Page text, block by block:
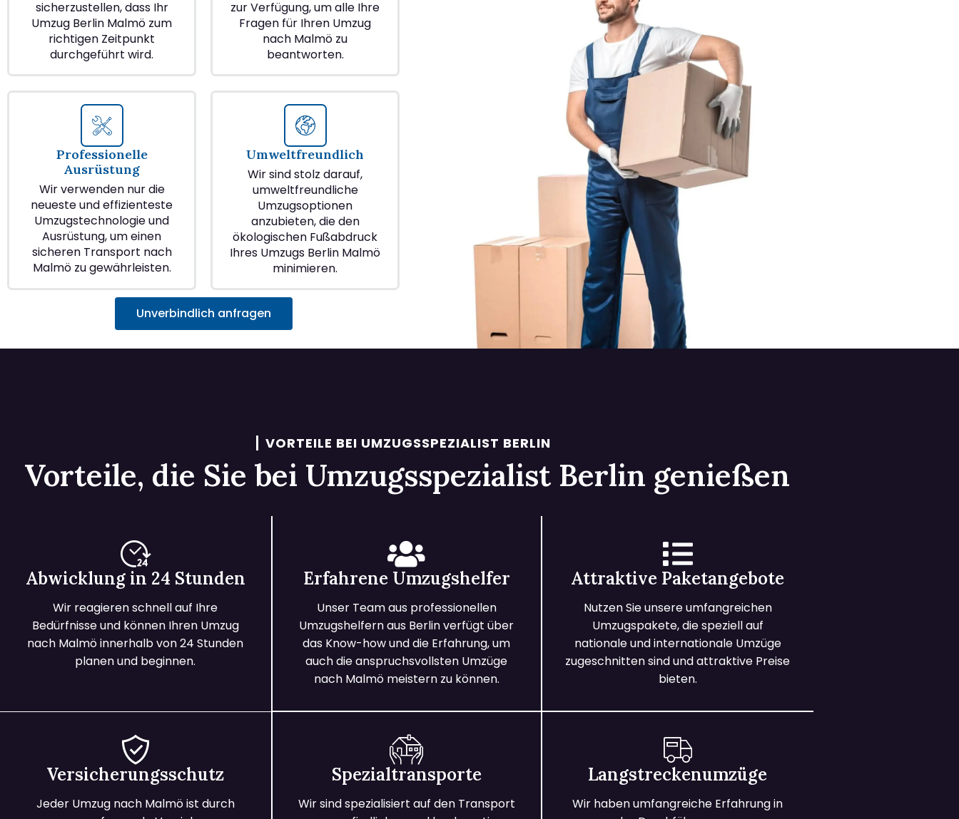
sicherzustellen, dass Ihr
Umzug Berlin Malmö zum
richtigen Zeitpunkt
durchgeführt wird.
zur Verfügung, um alle Ihre
Fragen für Ihren Umzug
nach Malmö zu
beantworten.
Professionelle
Ausrüstung
Wir verwenden nur die
neueste und effizienteste
Umzugstechnologie und
Ausrüstung, um einen
sicheren Transport nach
Malmö zu gewährleisten.
Umweltfreundlich
Wir sind stolz darauf,
umweltfreundliche
Umzugsoptionen
anzubieten, die den
ökologischen Fußabdruck
Ihres Umzugs Berlin Malmö
minimieren.
Unverbindlich anfragen
VORTEILE BEI UMZUGSSPEZIALIST BERLIN
Vorteile, die Sie bei Umzugsspezialist Berlin genießen
Abwicklung in 24 Stunden
Wir reagieren schnell auf Ihre
Bedürfnisse und können Ihren Umzug
nach Malmö innerhalb von 24 Stunden
planen und beginnen.
Erfahrene Umzugshelfer
Unser Team aus professionellen
Umzugshelfern aus Berlin verfügt über
das Know-how und die Erfahrung, um
auch die anspruchsvollsten Umzüge
nach Malmö meistern zu können.
Attraktive Paketangebote
Nutzen Sie unsere umfangreichen
Umzugspakete, die speziell auf
nationale und internationale Umzüge
zugeschnitten sind und attraktive Preise
bieten.
Versicherungsschutz
Jeder Umzug nach Malmö ist durch
Spezialtransporte
Wir sind spezialisiert auf den Transport
Langstreckenumzüge
Wir haben umfangreiche Erfahrung in